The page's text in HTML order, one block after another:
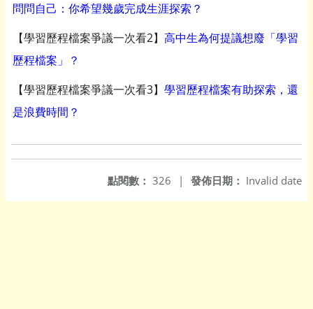
問問自己：你希望幾歲完成生涯探索？
【學習歷程檔案爭議一次看2】 高中生為何提議想廢「學習
歷程檔案」？
【學習歷程檔案爭議一次看3】 學習歷程檔案有助探索，還
是浪費時間？
發佈日期： Invalid date
點閱數： 326 |